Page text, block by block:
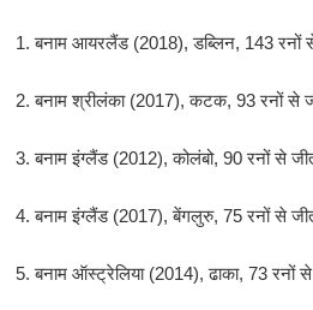
1. बनाम आयरलैंड (2018), डब्लिन, 143 रनों
2. बनाम श्रीलंका (2017), कटक, 93 रनों से
3. बनाम इंग्लैंड (2012), कोलंबो, 90 रनों से
4. बनाम इंग्लैंड (2017), बेंगलुरु, 75 रनों से
5. बनाम ऑस्ट्रेलिया (2014), ढाका, 73 रनों